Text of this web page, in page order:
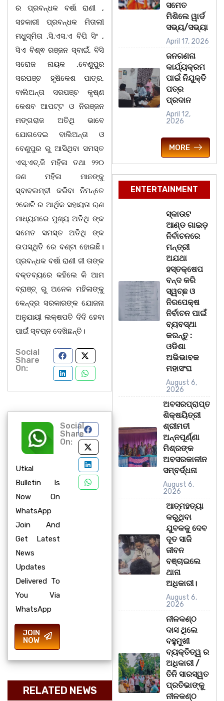
ର ପ୍ରବନ୍ଧକ ବର୍ଷା ରାଣୀ ,
ସହକାରୀ ପ୍ରବନ୍ଧକ ମିତାଲୀ
ମଧୁସ୍ମିତା ,ସି.ଏସ.ଏ ବିପି ସିଂ ,
ସିଏ ବିଶ୍ଵ ରଞ୍ଜନ ସ୍ବାଇଁ, ବିସି
ସରୋଜ ନାୟକ ,ବେଣୁପୁର
ସରପଞ୍ଚ ହୃଷିକେଶ ପାତ୍ର,
ବାଲିଅନ୍ତା ସରପଞ୍ଚ କୃଷ୍ଣ
କେଶବ ଆପଟ୍ଟ ଓ ନିରଞ୍ଜନ
ମଙ୍ଗରାଜ ଅତିଥି ଭାବେ
ଯୋଗଦେଇ ବାଲିଅନ୍ତା ଓ
ବେଣୁପୁର ରୁ ଆସିଥିବା ସମସ୍ତ
ଏସ୍.ଏଚ୍.ଜି ମହିଳା ତଥା ୨୨୦
ଜଣ ମହିଳା ମାନଙ୍କୁ
ସ୍ବାବଲମ୍ବୀ କରିବା ନିମନ୍ତେ
୨କୋଟି ର ଆର୍ଥିକ ସହାୟତା ୠଣ
ମାଧ୍ୟମରେ ମୁଖ୍ୟ ଅତିଥି ଙ୍କ
ସମେତ ସମସ୍ତ ଅତିଥି ଙ୍କ
ଉପସ୍ଥିତି ରେ ବଣ୍ଟା ହୋଇଛି।
ପ୍ରବନ୍ଧକ ବର୍ଷା ରାଣୀ ଜୀ ତାଙ୍କ
ବକ୍ତବ୍ୟରେ କହିଲେ କି ଆମ
ବ୍ରାଞ୍ଚ୍ ରୁ ଅନେକ ମହିଳାଙ୍କୁ
କେନ୍ଦ୍ର ସରକାରଙ୍କ ଯୋଜନା
ଅନୁଯାୟୀ ଲକ୍ଷପତି ଦିଦି ହେବା
ପାଇଁ ସ୍ବପ୍ନ ଦେଖିଛନ୍ତି।
Social
Share
On:
Utkal
Bulletin Is
Now On
WhatsApp
Join And
Get Latest
News
Updates
Delivered To
You Via
WhatsApp
JOIN
NOW
Social
Share
On:
RELATED NEWS
ସମେତ
ମିଶିଲେ ୱାର୍ଡ
ସଭ୍ୟ/ସଭ୍ୟା
April 17, 2026
ଜନଗଣନା
କାର୍ଯ୍ୟକ୍ରମ
ପାଇଁ ନିଯୁକ୍ତି
ପତ୍ର
ପ୍ରଦାନ
April 12,
2026
MORE
ENTERTAINMENT
ସ୍କାଉଟ
ଆଣ୍ଡ ଗାଇଡ଼
ନିର୍ବାଚନରେ
ମନ୍ତ୍ରୀ
ଅଯଥା
ହସ୍ତକ୍ଷେପ
ବନ୍ଦ କରି
ସ୍ୱଚ୍ଛ ଓ
ନିରପେକ୍ଷ
ନିର୍ବାଚନ ପାଇଁ
ବ୍ୟବସ୍ଥା
କରନ୍ତୁ :
ଓଡିଶା
ଅଭିଭାବକ
ମହାସଂଘ
August 6,
2026
ଅବସରପ୍ରାପ୍ତ
ଶିକ୍ଷୟିତ୍ରୀ
ଶ୍ରୀମତୀ
ଅନ୍ନପୂର୍ଣ୍ଣା
ମିଶ୍ରଙ୍କ
ଅବସରକାଳୀନ
ସମ୍ବର୍ଦ୍ଧନା
August 6,
2026
ଆତ୍ମହତ୍ୟା
କରୁଥିବା
ଯୁବକକୁ ଦେବ
ଦୂତ ସାଜି
ଜୀବନ
ବଞ୍ଚାଇଲେ
ଥାନା
ଅଧିକାରୀ।
August 6,
2026
ନୀଳକଣ୍ଠ
ଦାସ ଥିଲେ
ବହୁମୁଖୀ
ବ୍ୟକ୍ତିତ୍ୱ ର
ଅଧିକାରୀ /
ତିନି ସାରସ୍ୱତ
ପ୍ରତିଭାଙ୍କୁ
ନୀଳକଣ୍ଠ